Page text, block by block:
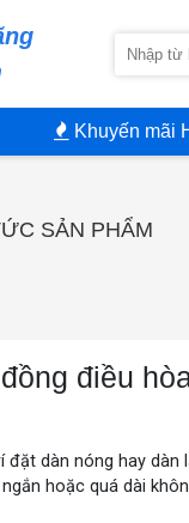
Khuyến mãi
SẢN PHẨM
điều
dàn nóng hay
hoặc quá dài